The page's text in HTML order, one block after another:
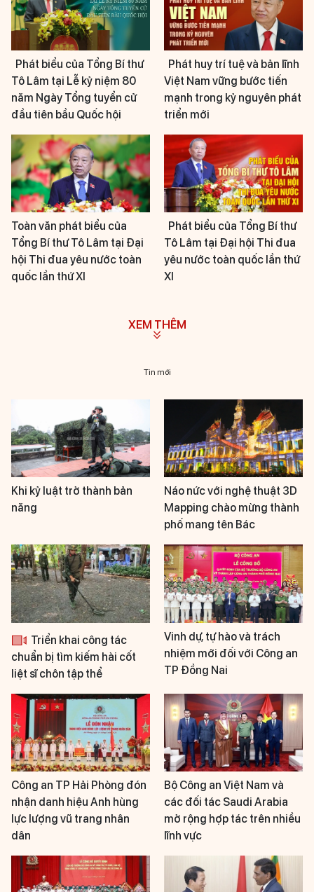
Phát biểu của Tổng Bí thư
Tô Lâm tại Lễ kỷ niệm 80
năm Ngày Tổng tuyển cử
đầu tiên bầu Quốc hội
Phát huy trí tuệ và bản lĩnh
Việt Nam vững bước tiến
mạnh trong kỷ nguyên phát
triển mới
Toàn văn phát biểu của
Tổng Bí thư Tô Lâm tại Đại
hội Thi đua yêu nước toàn
quốc lần thứ XI
Phát biểu của Tổng Bí thư
Tô Lâm tại Đại hội Thi đua
yêu nước toàn quốc lần thứ
XI
XEM THÊM
Tin mới
Khi kỷ luật trở thành bản
năng
Náo nức với nghệ thuật 3D
Mapping chào mừng thành
phố mang tên Bác
Triển khai công tác
chuẩn bị tìm kiếm hài cốt
liệt sĩ chôn tập thể
Vinh dự, tự hào và trách
nhiệm mới đối với Công an
TP Đồng Nai
Công an TP Hải Phòng đón
nhận danh hiệu Anh hùng
lực lượng vũ trang nhân
dân
Bộ Công an Việt Nam và
các đối tác Saudi Arabia
mở rộng hợp tác trên nhiều
lĩnh vực